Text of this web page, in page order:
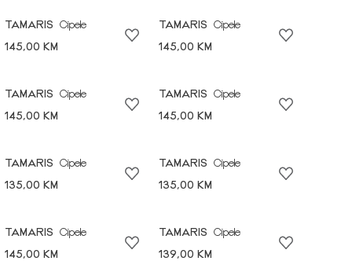
TAMARIS
Cipele
145,00 KM
TAMARIS
Cipele
145,00 KM
TAMARIS
Cipele
145,00 KM
TAMARIS
Cipele
145,00 KM
TAMARIS
Cipele
135,00 KM
TAMARIS
Cipele
135,00 KM
TAMARIS
Cipele
145,00 KM
TAMARIS
Cipele
139,00 KM